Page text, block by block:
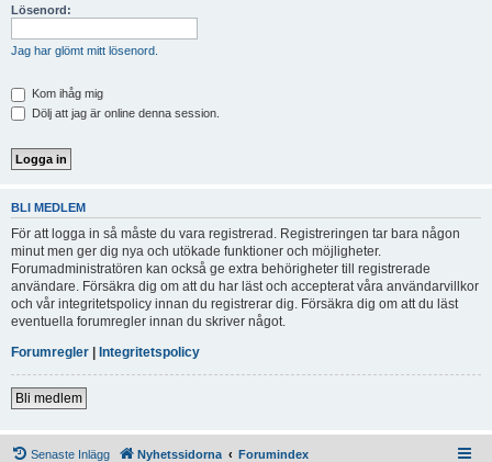
Lösenord:
Jag har glömt mitt lösenord.
Kom ihåg mig
Dölj att jag är online denna session.
BLI MEDLEM
För att logga in så måste du vara registrerad. Registreringen tar bara någon
minut men ger dig nya och utökade funktioner och möjligheter.
Forumadministratören kan också ge extra behörigheter till registrerade
användare. Försäkra dig om att du har läst och accepterat våra användarvillkor
och vår integritetspolicy innan du registrerar dig. Försäkra dig om att du läst
eventuella forumregler innan du skriver något.
Forumregler | Integritetspolicy
Bli medlem
Senaste Inlägg Nyhetssidorna Forumindex